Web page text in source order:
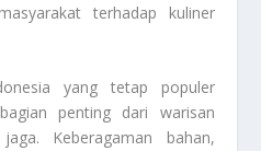
terhadap kuliner
yang tetap populer
penting dari warisan
Keberagaman bahan,